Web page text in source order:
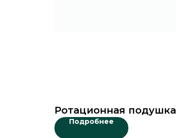
Ротационная подушка
Подробнее